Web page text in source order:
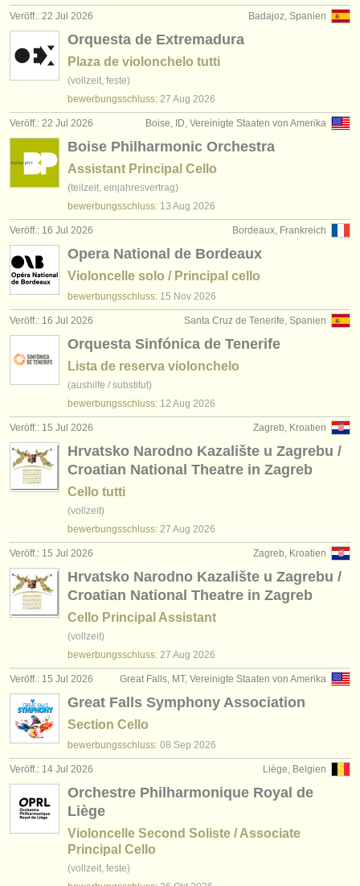
Badajoz, Spanien
Veröff.: 22 Jul 2026
Orquesta de Extremadura
Plaza de violonchelo tutti
(vollzeit, feste)
bewerbungsschluss: 27 Aug 2026
Boise, ID, Vereinigte Staaten von Amerika
Veröff.: 22 Jul 2026
Boise Philharmonic Orchestra
Assistant Principal Cello
(teilzeit, einjahresvertrag)
bewerbungsschluss: 13 Aug 2026
Bordeaux, Frankreich
Veröff.: 16 Jul 2026
Opera National de Bordeaux
Violoncelle solo / Principal cello
bewerbungsschluss: 15 Nov 2026
Santa Cruz de Tenerife, Spanien
Veröff.: 16 Jul 2026
Orquesta Sinfónica de Tenerife
Lista de reserva violonchelo
(aushilfe / substitut)
bewerbungsschluss: 12 Aug 2026
Zagreb, Kroatien
Veröff.: 15 Jul 2026
Hrvatsko Narodno Kazalište u Zagrebu /
Croatian National Theatre in Zagreb
Cello tutti
(vollzeit)
bewerbungsschluss: 27 Aug 2026
Zagreb, Kroatien
Veröff.: 15 Jul 2026
Hrvatsko Narodno Kazalište u Zagrebu /
Croatian National Theatre in Zagreb
Cello Principal Assistant
(vollzeit)
bewerbungsschluss: 27 Aug 2026
Great Falls, MT, Vereinigte Staaten von Amerika
Veröff.: 15 Jul 2026
Great Falls Symphony Association
Section Cello
bewerbungsschluss: 08 Sep 2026
Liège, Belgien
Veröff.: 14 Jul 2026
Orchestre Philharmonique Royal de
Liège
Violoncelle Second Soliste / Associate
Principal Cello
(vollzeit, feste)